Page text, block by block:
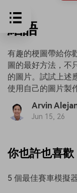
結語
有趣的梗圖帶給你
圖的最好方法，不
的圖片。試試上述
使用自己的圖片製
Arvin
Jun 15, 26
你也許也喜歡
5 個最佳賽車模擬